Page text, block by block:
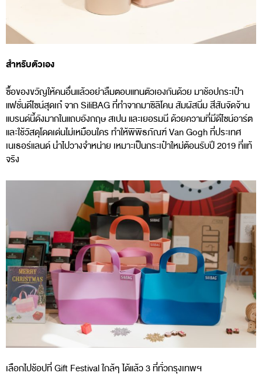
สำหรับตัวเอง
ซื้อของขวัญให้คนอื่นแล้วอย่าลืมตอบแทนตัวเองกันด้วย มาช้อปกระเป๋า
แฟชั่นดีไซน์สุดเก๋ จาก SiliBAG ที่ทำจากมาซิลิโคน สัมผัสนิ่ม สีสันจัดจ้าน
แบรนด์นี้ดังมากในแถบอังกฤษ สเปน และเยอรมนี ด้วยความที่มีดีไซน์อาร์ต
และใช้วัสดุโดดเด่นไม่เหมือนใคร ทำให้พิพิธภัณฑ์ Van Gogh ที่ประเทศ
เนเธอร์แลนด์ นำไปวางจำหน่าย เหมาะเป็นกระเป๋าใหม่ต้อนรับปี 2019 ที่แท้
จริง
เลือกไปช้อปที่ Gift Festival ใกล้ๆ ได้แล้ว 3 ที่ทั่วกรุงเทพฯ